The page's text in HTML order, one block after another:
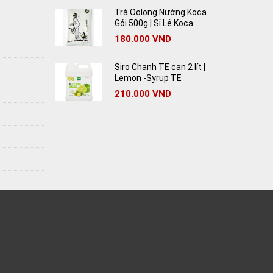
Trà Oolong Nướng Koca
Gói 500g | Sỉ Lẻ Koca
Oolong Tea Giá Rẻ
180.000 VND
Siro Chanh TE can 2 lít |
Lemon -Syrup TE
210.000 VND